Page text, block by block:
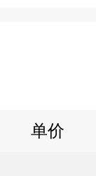
单价